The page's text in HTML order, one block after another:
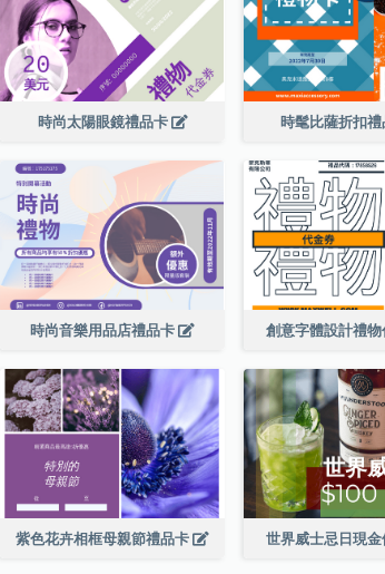
時尚太陽眼鏡禮品卡 時髦比薩折扣
時尚音樂用品店禮品卡 創意字體設計禮
紫色花卉相框母親節禮品卡 世界威士忌日現